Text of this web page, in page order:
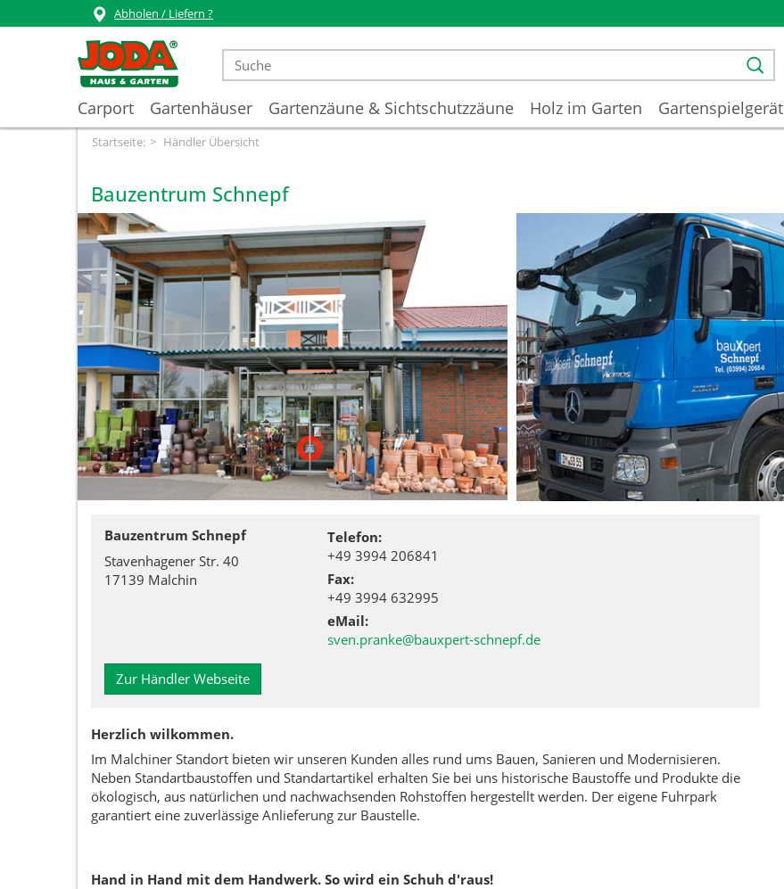
Abholen / Liefern ?
Carport Gartenhäuser Gartenzäune & Sichtschutzzäune Holz im Garten Gartenspielgerät
Startseite: Händler Übersicht
Bauzentrum Schnepf
Bauzentrum Schnepf
Stavenhagener Str. 40
17139 Malchin
Telefon:
+49 3994 206841
Fax:
+49 3994 632995
eMail:
sven.pranke@bauxpert-schnepf.de
Zur Händler Webseite
Herzlich wilkommen.
Im Malchiner Standort bieten wir unseren Kunden alles rund ums Bauen, Sanieren und Modernisieren.
Neben Standartbaustoffen und Standartartikel erhalten Sie bei uns historische Baustoffe und Produkte die
ökologisch, aus natürlichen und nachwachsenden Rohstoffen hergestellt werden. Der eigene Fuhrpark
garantiert eine zuverlässige Anlieferung zur Baustelle.
Hand in Hand mit dem Handwerk. So wird ein Schuh d'raus!